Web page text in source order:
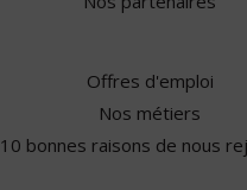
Offres d'emploi
Nos métiers
10 bonnes raisons de nous